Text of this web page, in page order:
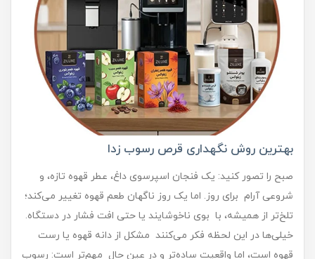
بهترین روش نگهداری قرص رسوب زدا
صبح را تصور کنید: یک فنجان اسپرسوی داغ، عطر قهوه تازه، و
شروعی آرام برای روز. اما یک روز ناگهان طعم قهوه تغییر می‌کند؛
تلخ‌تر از همیشه، با بوی ناخوشایند یا حتی افت فشار در دستگاه.
خیلی‌ها در این لحظه فکر می‌کنند مشکل از دانه قهوه یا رست
قهوه است، اما واقعیت ساده‌تر و در عین حال مهم‌تر است: رسوب